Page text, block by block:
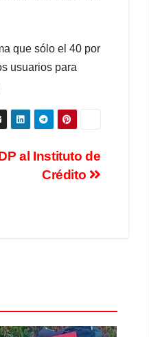
que sólo el 40 por
usuarios para
al Instituto de
Crédito